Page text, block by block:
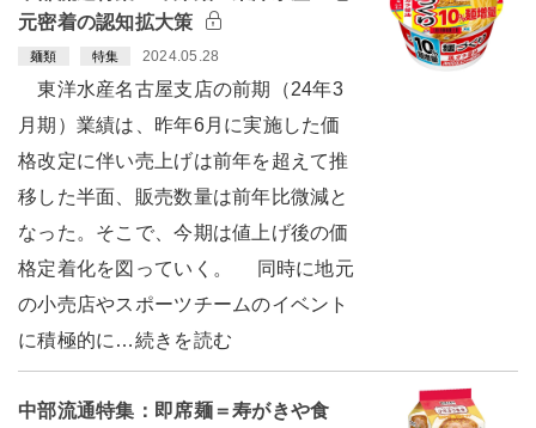
元密着の認知拡大策
麺類 特集 2024.05.28
東洋水産名古屋支店の前期（24年3
月期）業績は、昨年6月に実施した価
格改定に伴い売上げは前年を超えて推
移した半面、販売数量は前年比微減と
なった。そこで、今期は値上げ後の価
格定着化を図っていく。 同時に地元
の小売店やスポーツチームのイベント
に積極的に…続きを読む
中部流通特集：即席麺＝寿がきや食